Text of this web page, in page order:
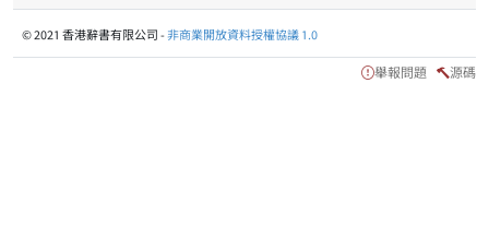
© 2021 香港辭書有限公司 -非商業開放資料授權協議 1.0
舉報問題 源碼